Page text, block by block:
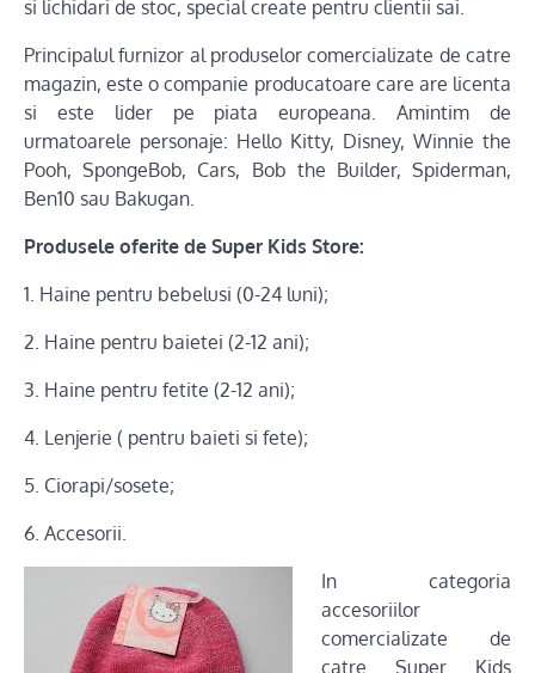
si lichidari de stoc, special create pentru clientii sai.
Principalul furnizor al produselor comercializate de catre
magazin, este o companie producatoare care are licenta
si este lider pe piata europeana. Amintim de
urmatoarele personaje: Hello Kitty, Disney, Winnie the
Pooh, SpongeBob, Cars, Bob the Builder, Spiderman,
Ben10 sau Bakugan.
Produsele oferite de Super Kids Store:
1. Haine pentru bebelusi (0-24 luni);
2. Haine pentru baietei (2-12 ani);
3. Haine pentru fetite (2-12 ani);
4. Lenjerie ( pentru baieti si fete);
5. Ciorapi/sosete;
6. Accesorii.
In categoria
accesoriilor
comercializate de
catre Super Kids